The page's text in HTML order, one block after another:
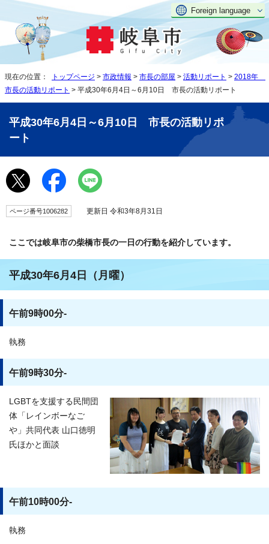
Foreign language
現在の位置： トップページ > 市政情報 > 市長の部屋 > 活動リポート > 2018年
市長の活動リポート > 平成30年6月4日～6月10日 市長の活動リポート
平成30年6月4日～6月10日 市長の活動リポ
ート
ページ番号1006282 更新日 令和3年8月31日
ここでは岐阜市の柴橋市長の一日の行動を紹介しています。
平成30年6月4日（月曜）
午前9時00分-
執務
午前9時30分-
LGBTを支援する民間団
体「レインボーなご
や」共同代表 山口徳明
氏ほかと面談
午前10時00分-
執務